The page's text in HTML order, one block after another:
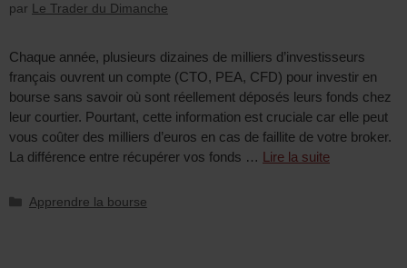
par Le Trader du Dimanche
Chaque année, plusieurs dizaines de milliers d’investisseurs
français ouvrent un compte (CTO, PEA, CFD) pour investir en
bourse sans savoir où sont réellement déposés leurs fonds chez
leur courtier. Pourtant, cette information est cruciale car elle peut
vous coûter des milliers d’euros en cas de faillite de votre broker.
La différence entre récupérer vos fonds … Lire la suite
Apprendre la bourse